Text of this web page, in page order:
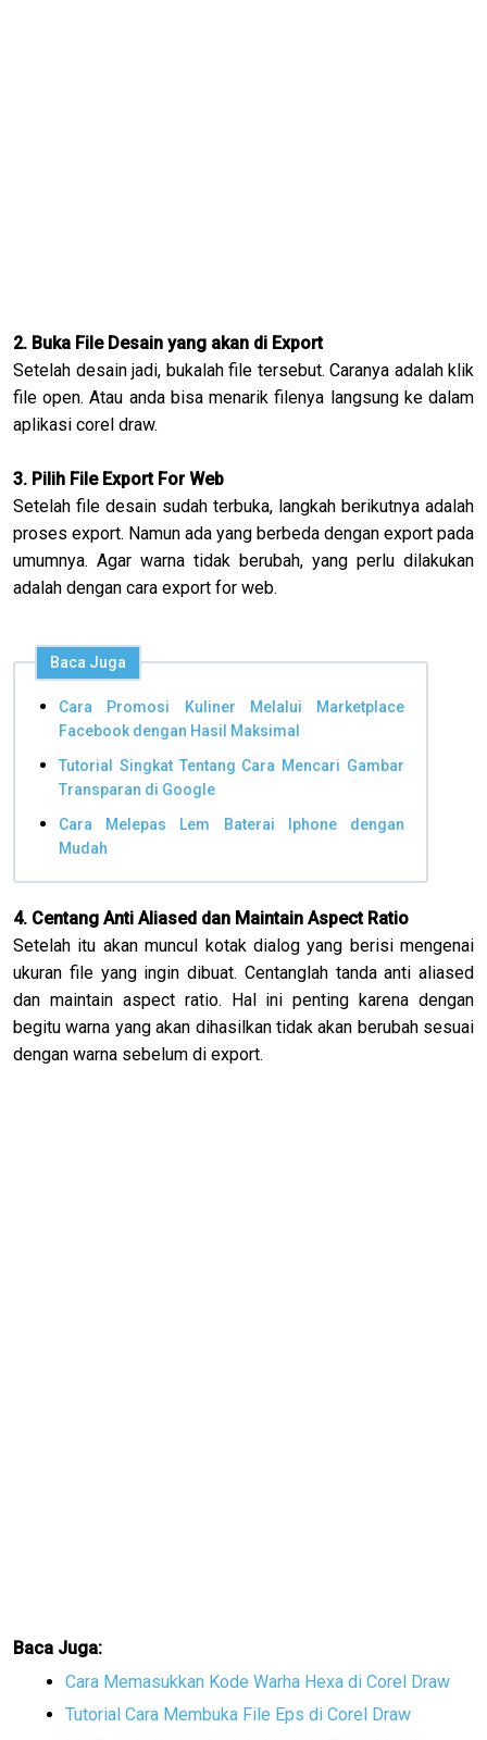
2. Buka File Desain yang akan di Export
Setelah desain jadi, bukalah file tersebut. Caranya adalah klik
file open. Atau anda bisa menarik filenya langsung ke dalam
aplikasi corel draw.
3. Pilih File Export For Web
Setelah file desain sudah terbuka, langkah berikutnya adalah
proses export. Namun ada yang berbeda dengan export pada
umumnya. Agar warna tidak berubah, yang perlu dilakukan
adalah dengan cara export for web.
Baca Juga
Cara Promosi Kuliner Melalui Marketplace
Facebook dengan Hasil Maksimal
Tutorial Singkat Tentang Cara Mencari Gambar
Transparan di Google
Cara Melepas Lem Baterai Iphone dengan
Mudah
4. Centang Anti Aliased dan Maintain Aspect Ratio
Setelah itu akan muncul kotak dialog yang berisi mengenai
ukuran file yang ingin dibuat. Centanglah tanda anti aliased
dan maintain aspect ratio. Hal ini penting karena dengan
begitu warna yang akan dihasilkan tidak akan berubah sesuai
dengan warna sebelum di export.
Baca Juga:
Cara Memasukkan Kode Warha Hexa di Corel Draw
Tutorial Cara Membuka File Eps di Corel Draw